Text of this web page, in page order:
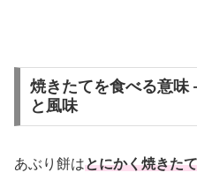
焼きたてを食べる意
と風味
あぶり餅はとにかく焼きた